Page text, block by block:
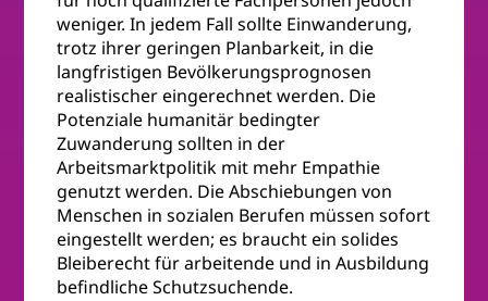
weniger. In jedem Fall sollte Einwanderung,
trotz ihrer geringen Planbarkeit, in die
langfristigen Bevölkerungsprognosen
realistischer eingerechnet werden. Die
Potenziale humanitär bedingter
Zuwanderung sollten in der
Arbeitsmarktpolitik mit mehr Empathie
genutzt werden. Die Abschiebungen von
Menschen in sozialen Berufen müssen sofort
eingestellt werden; es braucht ein solides
Bleiberecht für arbeitende und in Ausbildung
befindliche Schutzsuchende.